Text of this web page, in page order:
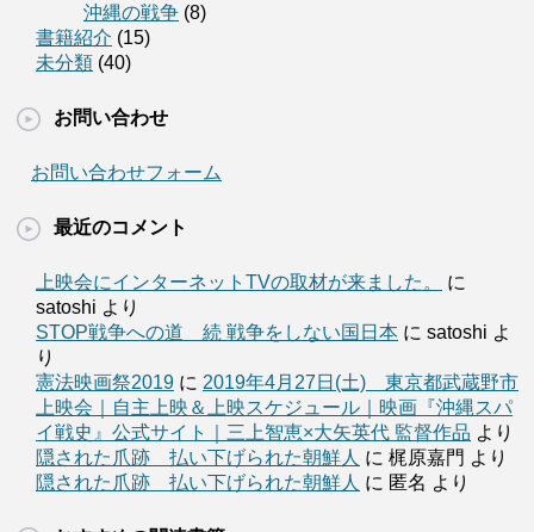
沖縄の戦争 (8)
書籍紹介 (15)
未分類 (40)
お問い合わせ
お問い合わせフォーム
最近のコメント
上映会にインターネットTVの取材が来ました。
に
satoshi より
STOP戦争への道 続 戦争をしない国日本 に satoshi よ
り
憲法映画祭2019 に 2019年4月27日(土) 東京都武蔵野市
上映会｜自主上映＆上映スケジュール｜映画『沖縄スパ
イ戦史』公式サイト｜三上智恵×大矢英代 監督作品 より
隠された爪跡 払い下げられた朝鮮人 に 梶原嘉門 より
隠された爪跡 払い下げられた朝鮮人 に 匿名 より